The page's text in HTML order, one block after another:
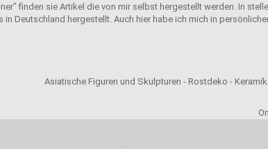
finden sie Artikel die von mir selbst hergestellt werden. In
Deutschland hergestellt. Auch hier habe ich mich in
Asiatische Figuren und Skulpturen - Rostdeko -